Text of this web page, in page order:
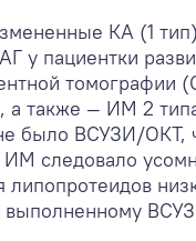
КА (1
у пациентки
томографии
а также — ИМ 2
было ВСУЗИ/
следовало
выполненному